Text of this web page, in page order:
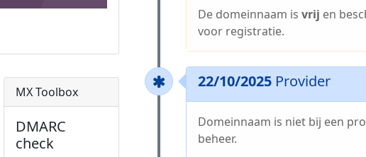
MX Toolbox
DMARC
check
De domeinnaam is vrij en
voor registratie.
22/10/2025 Provider
Domeinnaam is niet bij een
beheer.